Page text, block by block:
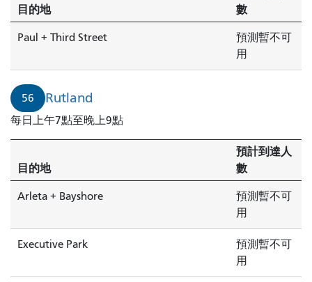
目的地
數
Paul + Third Street
預測暫不可
用
56 Rutland
每日上午7點至晚上9點
目的地
預計到達人
數
Arleta + Bayshore
預測暫不可
用
Executive Park
預測暫不可
用